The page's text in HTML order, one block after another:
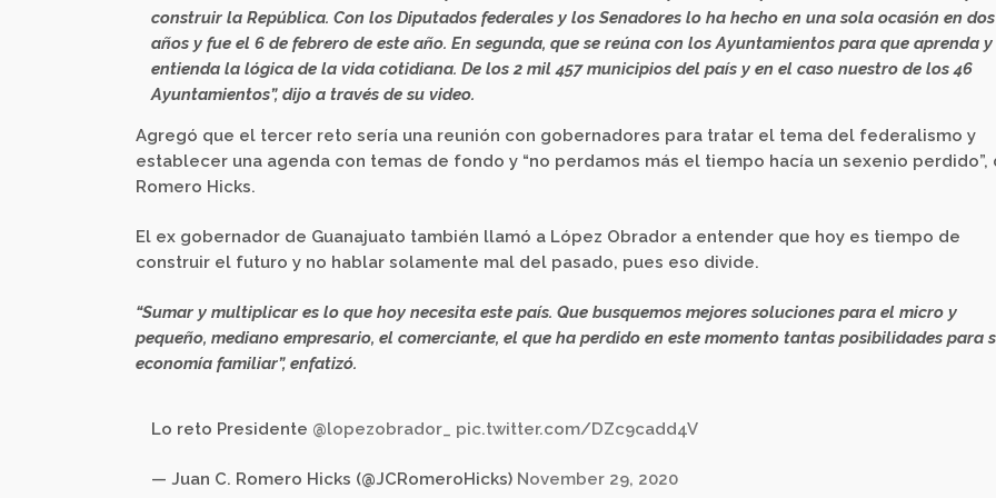
construir la República. Con los Diputados federales y los Senadores lo ha hecho en una sola ocasión en dos
años y fue el 6 de febrero de este año. En segunda, que se reúna con los Ayuntamientos para que aprenda y
entienda la lógica de la vida cotidiana. De los 2 mil 457 municipios del país y en el caso nuestro de los 46
Ayuntamientos”, dijo a través de su video.
Agregó que el tercer reto sería una reunión con gobernadores para tratar el tema del federalismo y
establecer una agenda con temas de fondo y “no perdamos más el tiempo hacía un sexenio perdido”,
Romero Hicks.
El ex gobernador de Guanajuato también llamó a López Obrador a entender que hoy es tiempo de
construir el futuro y no hablar solamente mal del pasado, pues eso divide.
“Sumar y multiplicar es lo que hoy necesita este país. Que busquemos mejores soluciones para el micro y
pequeño, mediano empresario, el comerciante, el que ha perdido en este momento tantas posibilidades para
economía familiar”, enfatizó.
Lo reto Presidente @lopezobrador_ pic.twitter.com/DZc9cadd4V
— Juan C. Romero Hicks (@JCRomeroHicks) November 29, 2020